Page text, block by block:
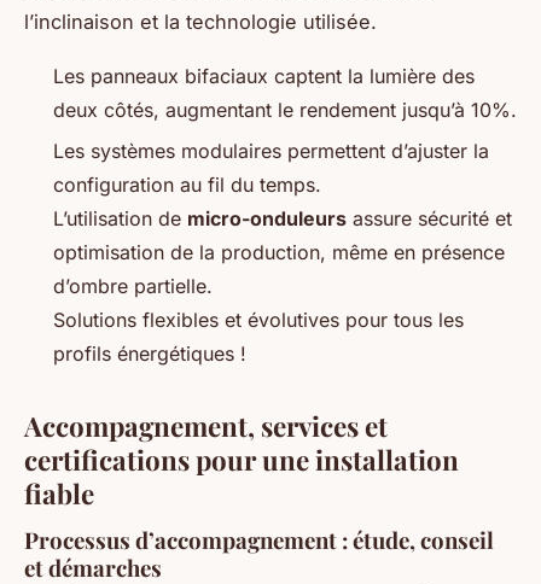
l’inclinaison et la technologie utilisée.
Les panneaux bifaciaux captent la lumière des
deux côtés, augmentant le rendement jusqu’à 10%.
Les systèmes modulaires permettent d’ajuster la
configuration au fil du temps.
L’utilisation de micro-onduleurs assure sécurité et
optimisation de la production, même en présence
d’ombre partielle.
Solutions flexibles et évolutives pour tous les
profils énergétiques !
Accompagnement, services et
certifications pour une installation
fiable
Processus d’accompagnement : étude, conseil
et démarches